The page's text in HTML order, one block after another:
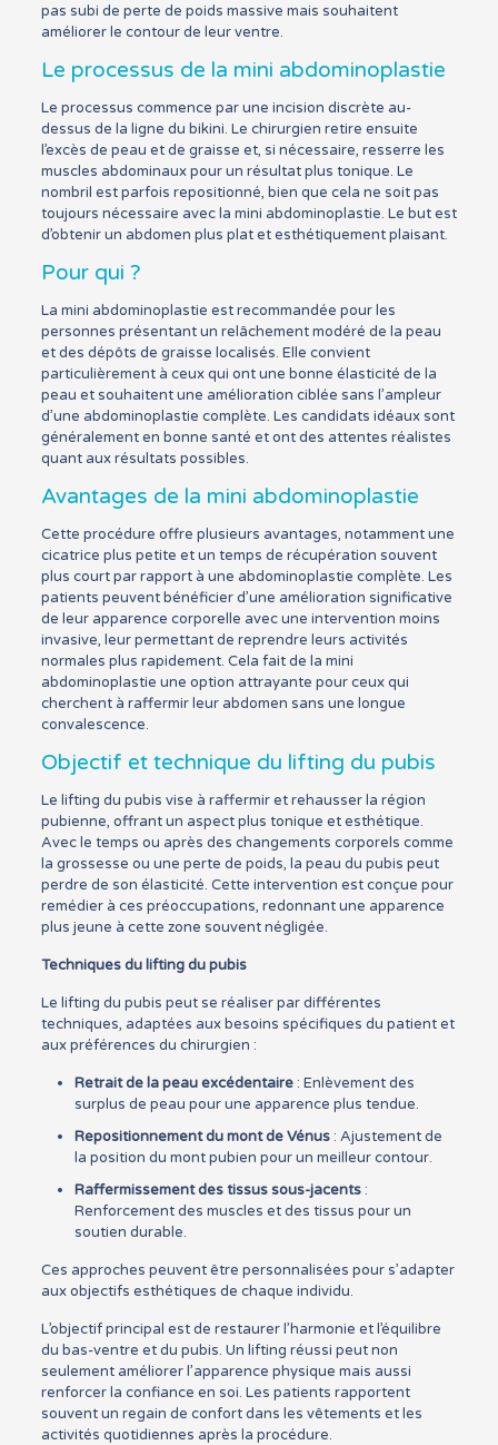
pas subi de perte de poids massive mais souhaitent
améliorer le contour de leur ventre.
Le processus de la mini abdominoplastie
Le processus commence par une incision discrète au-
dessus de la ligne du bikini. Le chirurgien retire ensuite
l’excès de peau et de graisse et, si nécessaire, resserre les
muscles abdominaux pour un résultat plus tonique. Le
nombril est parfois repositionné, bien que cela ne soit pas
toujours nécessaire avec la mini abdominoplastie. Le but est
d’obtenir un abdomen plus plat et esthétiquement plaisant.
Pour qui ?
La mini abdominoplastie est recommandée pour les
personnes présentant un relâchement modéré de la peau
et des dépôts de graisse localisés. Elle convient
particulièrement à ceux qui ont une bonne élasticité de la
peau et souhaitent une amélioration ciblée sans l’ampleur
d’une abdominoplastie complète. Les candidats idéaux sont
généralement en bonne santé et ont des attentes réalistes
quant aux résultats possibles.
Avantages de la mini abdominoplastie
Cette procédure offre plusieurs avantages, notamment une
cicatrice plus petite et un temps de récupération souvent
plus court par rapport à une abdominoplastie complète. Les
patients peuvent bénéficier d’une amélioration significative
de leur apparence corporelle avec une intervention moins
invasive, leur permettant de reprendre leurs activités
normales plus rapidement. Cela fait de la mini
abdominoplastie une option attrayante pour ceux qui
cherchent à raffermir leur abdomen sans une longue
convalescence.
Objectif et technique du lifting du pubis
Le lifting du pubis vise à raffermir et rehausser la région
pubienne, offrant un aspect plus tonique et esthétique.
Avec le temps ou après des changements corporels comme
la grossesse ou une perte de poids, la peau du pubis peut
perdre de son élasticité. Cette intervention est conçue pour
remédier à ces préoccupations, redonnant une apparence
plus jeune à cette zone souvent négligée.
Techniques du lifting du pubis
Le lifting du pubis peut se réaliser par différentes
techniques, adaptées aux besoins spécifiques du patient et
aux préférences du chirurgien :
Retrait de la peau excédentaire: Enlèvement des
surplus de peau pour une apparence plus tendue.
Repositionnement du mont de Vénus: Ajustement de
la position du mont pubien pour un meilleur contour.
Raffermissement des tissus sous-jacents:
Renforcement des muscles et des tissus pour un
soutien durable.
Ces approches peuvent être personnalisées pour s’adapter
aux objectifs esthétiques de chaque individu.
L’objectif principal est de restaurer l’harmonie et l’équilibre
du bas-ventre et du pubis. Un lifting réussi peut non
seulement améliorer l’apparence physique mais aussi
renforcer la confiance en soi. Les patients rapportent
souvent un regain de confort dans les vêtements et les
activités quotidiennes après la procédure.